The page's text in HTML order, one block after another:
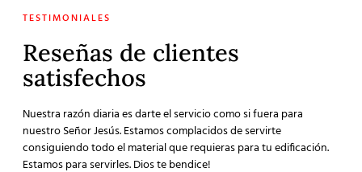
TESTIMONIALES
Reseñas de clientes
satisfechos
Nuestra razón diaria es darte el servicio como si fuera para
nuestro Señor Jesús. Estamos complacidos de servirte
consiguiendo todo el material que requieras para tu edificación.
Estamos para servirles. Dios te bendice!